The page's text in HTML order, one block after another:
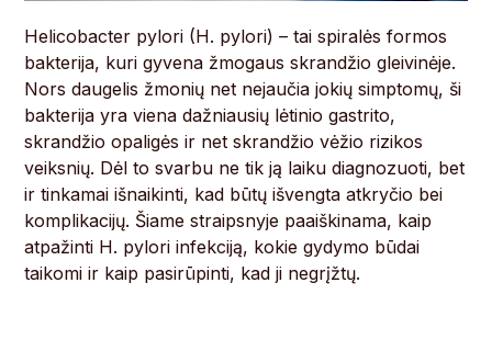
Helicobacter pylori (H. pylori) – tai spiralės formos
bakterija, kuri gyvena žmogaus skrandžio gleivinėje.
Nors daugelis žmonių net nejaučia jokių simptomų, ši
bakterija yra viena dažniausių lėtinio gastrito,
skrandžio opaligės ir net skrandžio vėžio rizikos
veiksnių. Dėl to svarbu ne tik ją laiku diagnozuoti, bet
ir tinkamai išnaikinti, kad būtų išvengta atkryčio bei
komplikacijų. Šiame straipsnyje paaiškinama, kaip
atpažinti H. pylori infekciją, kokie gydymo būdai
taikomi ir kaip pasirūpinti, kad ji negrįžtų.